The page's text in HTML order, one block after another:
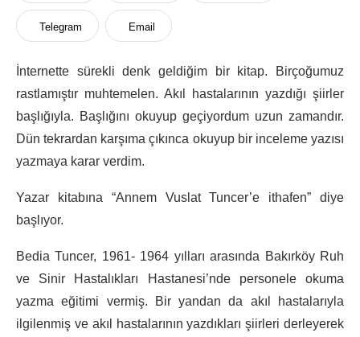
Telegram Email
İnternette sürekli denk geldiğim bir kitap. Birçoğumuz
rastlamıştır muhtemelen. Akıl hastalarının yazdığı şiirler
başlığıyla. Başlığını okuyup geçiyordum uzun zamandır.
Dün tekrardan karşıma çıkınca okuyup bir inceleme yazısı
yazmaya karar verdim.
Yazar kitabına “Annem Vuslat Tuncer’e ithafen” diye
başlıyor.
Bedia Tuncer, 1961- 1964 yılları arasında Bakırköy Ruh
ve Sinir Hastalıkları Hastanesi’nde personele okuma
yazma eğitimi vermiş. Bir yandan da akıl hastalarıyla
ilgilenmiş ve akıl hastalarının yazdıkları şiirleri derleyerek